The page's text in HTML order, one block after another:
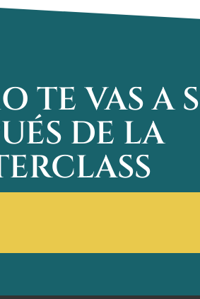
TE VAS A
DE LA